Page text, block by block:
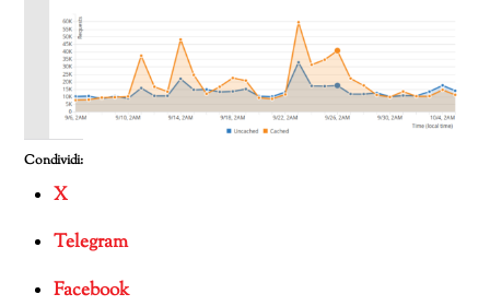
Condividi:
X
Telegram
Facebook